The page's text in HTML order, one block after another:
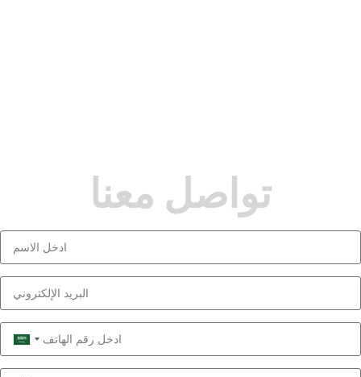
تواصل معنا
Saudi
Arabia